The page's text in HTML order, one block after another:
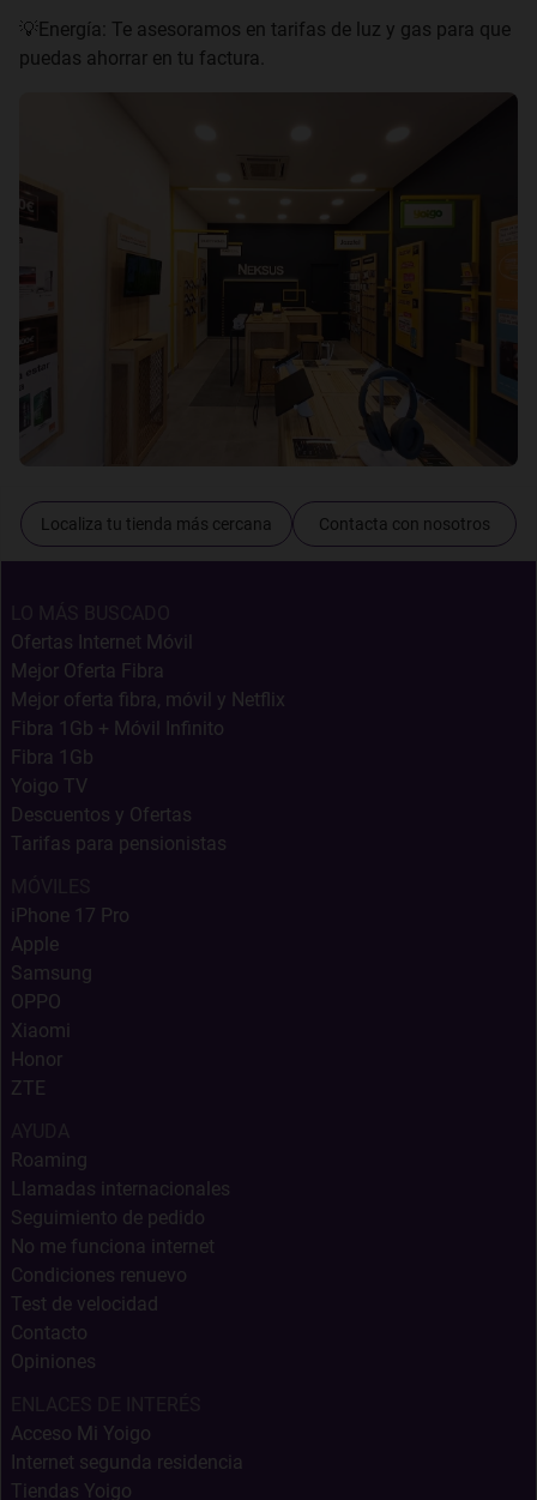
💡Energía: Te asesoramos en tarifas de luz y gas para que
puedas ahorrar en tu factura.
Localiza tu tienda más cercana Contacta con nosotros
Ofertas Internet Móvil
Mejor Oferta Fibra
Mejor oferta fibra, móvil y Netflix
Fibra 1Gb + Móvil Infinito
Fibra 1Gb
Yoigo TV
Descuentos y Ofertas
Tarifas para pensionistas
iPhone 17 Pro
Apple
Samsung
OPPO
Xiaomi
Honor
ZTE
Roaming
Llamadas internacionales
Seguimiento de pedido
No me funciona internet
Condiciones renuevo
Test de velocidad
Contacto
Opiniones
Acceso Mi Yoigo
Internet segunda residencia
Tiendas Yoigo